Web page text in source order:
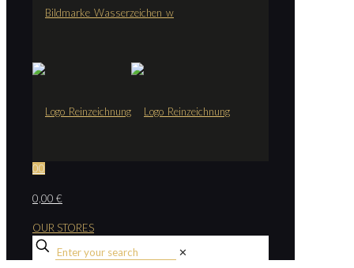
00
0,00 €
OUR STORES
✕